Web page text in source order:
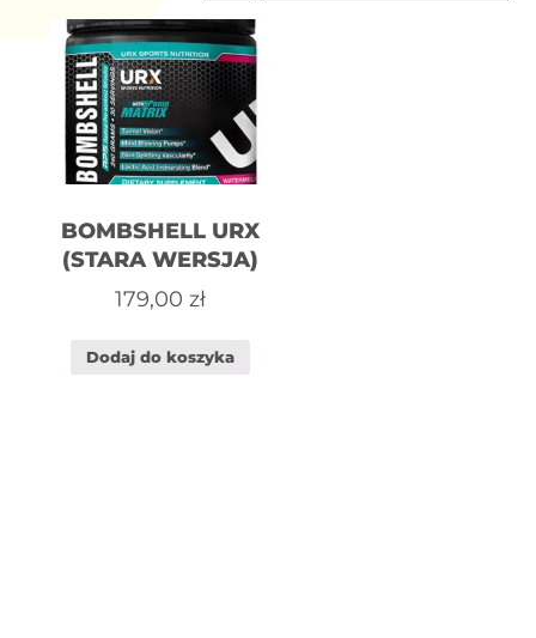
BOMBSHELL URX
(STARA WERSJA)
179,00zł
Dodaj do koszyka